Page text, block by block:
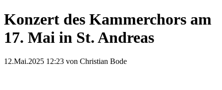
Konzert des Kammerchors am
17. Mai in St. Andreas
12.Mai.2025 12:23 von Christian Bode